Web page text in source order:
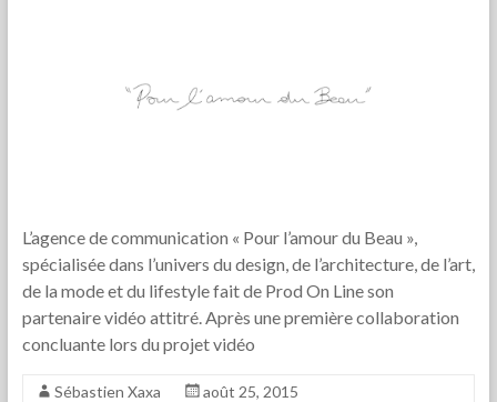
L’agence de communication « Pour l’amour du Beau »,
spécialisée dans l’univers du design, de l’architecture, de l’art,
de la mode et du lifestyle fait de Prod On Line son
partenaire vidéo attitré. Après une première collaboration
concluante lors du projet vidéo
Sébastien Xaxa
août 25, 2015